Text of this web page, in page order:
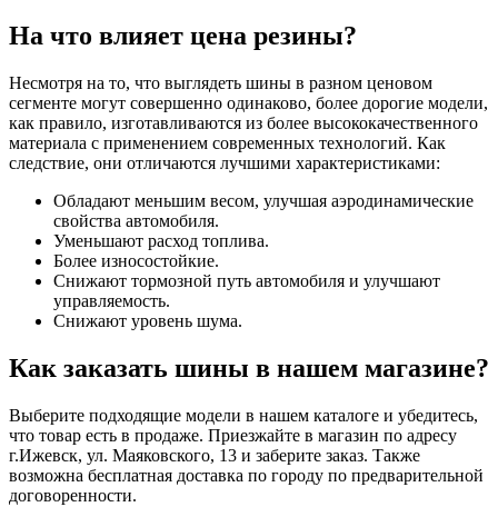
На что влияет цена резины?
Несмотря на то, что выглядеть шины в разном ценовом
сегменте могут совершенно одинаково, более дорогие модели,
как правило, изготавливаются из более высококачественного
материала с применением современных технологий. Как
следствие, они отличаются лучшими характеристиками:
Обладают меньшим весом, улучшая аэродинамические
свойства автомобиля.
Уменьшают расход топлива.
Более износостойкие.
Снижают тормозной путь автомобиля и улучшают
управляемость.
Снижают уровень шума.
Как заказать шины в нашем магазине?
Выберите подходящие модели в нашем каталоге и убедитесь,
что товар есть в продаже. Приезжайте в магазин по адресу
г.Ижевск, ул. Маяковского, 13 и заберите заказ. Также
возможна бесплатная доставка по городу по предварительной
договоренности.